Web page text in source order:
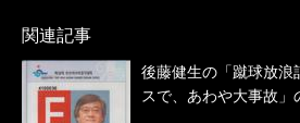
関連記事
後藤健生の「蹴球放浪
スで、あわや大事故」